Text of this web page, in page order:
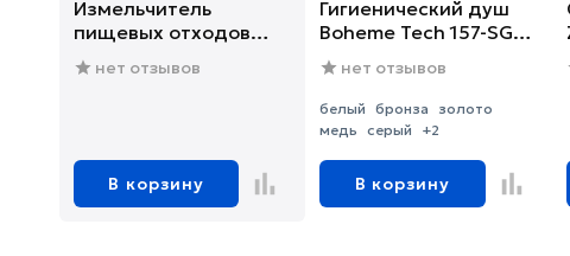
Измельчитель
пищевых отходов
Franke SLIM 75
(134.0715.096)
нет отзывов
В корзину
Гигиенический душ
Boheme Tech 157-SGM
со смесителем, С
ВНУТРЕННЕЙ
ЧАСТЬЮ, shine gun
metal
нет отзывов
белый бронза
золото
медь
серый +2
В корзину